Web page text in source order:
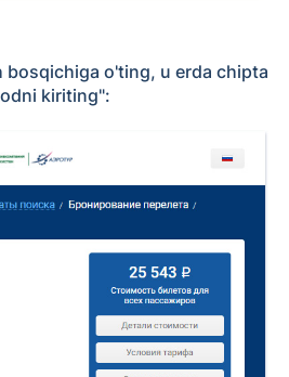
bosqichiga o'ting, u erda chipta
kiriting":